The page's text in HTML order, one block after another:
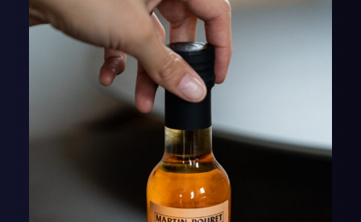
AJOUTER AU PANIER